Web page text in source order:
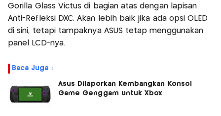
Gorilla Glass Victus di bagian atas dengan lapisan
Anti-Refleksi DXC. Akan lebih baik jika ada opsi OLED
di sini, tetapi tampaknya ASUS tetap menggunakan
panel LCD-nya.
Baca Juga :
Asus Dilaporkan Kembangkan Konsol
Game Genggam untuk Xbox